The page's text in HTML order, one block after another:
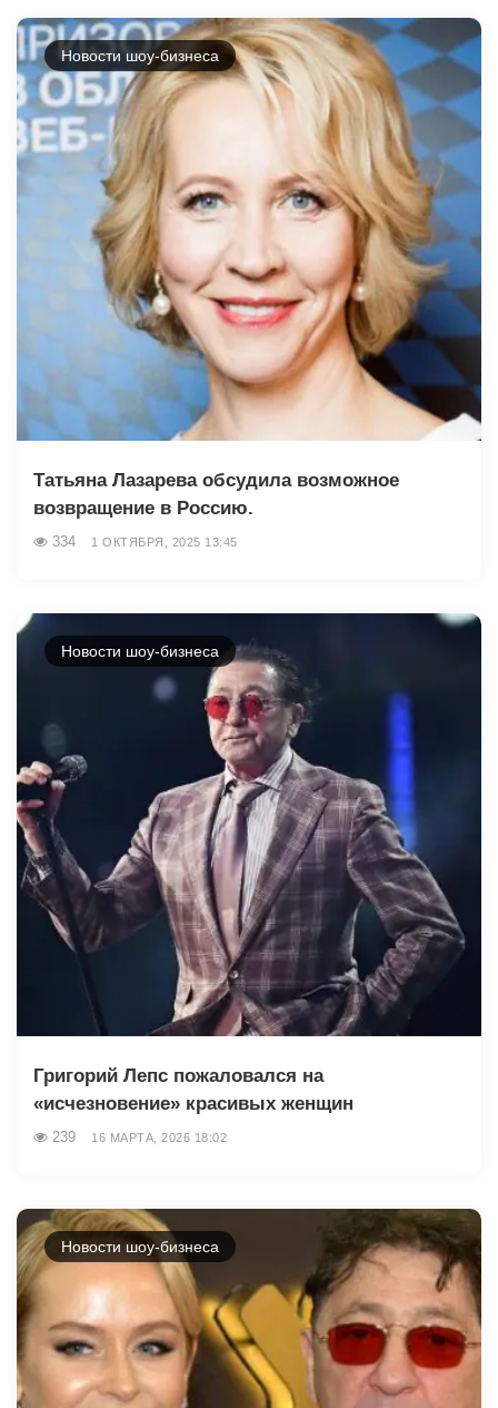
Новости шоу-бизнеса
Татьяна Лазарева обсудила возможное
возвращение в Россию.
334 1 ОКТЯБРЯ, 2025 13:45
Новости шоу-бизнеса
Григорий Лепс пожаловался на
«исчезновение» красивых женщин
239 16 МАРТА, 2026 18:02
Новости шоу-бизнеса